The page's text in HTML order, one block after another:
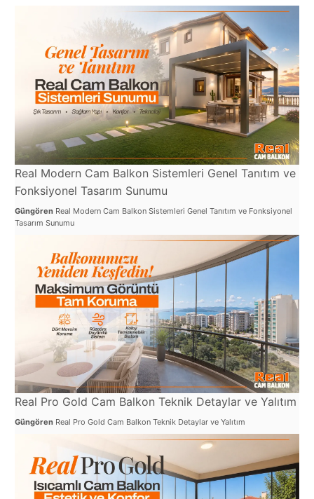
Real Modern Cam Balkon Sistemleri Genel Tanıtım ve
Fonksiyonel Tasarım Sunumu
Güngören Real Modern Cam Balkon Sistemleri Genel Tanıtım ve Fonksiyonel
Tasarım Sunumu
Real Pro Gold Cam Balkon Teknik Detaylar ve Yalıtım
Güngören Real Pro Gold Cam Balkon Teknik Detaylar ve Yalıtım